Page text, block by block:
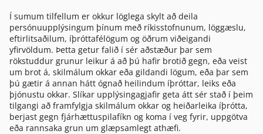
Í sumum tilfellum er okkur löglega skylt að deila
persónuupplýsingum þínum með ríkisstofnunum, löggæslu,
eftirlitsaðilum, íþróttafélögum og öðrum viðeigandi
yfirvöldum. Þetta getur falið í sér aðstæður þar sem
rökstuddur grunur leikur á að þú hafir brotið gegn, eða veist
um brot á, skilmálum okkar eða gildandi lögum, eða þar sem
þú gætir á annan hátt ógnað heilindum íþróttar, leiks eða
þjónustu okkar. Slíkar upplýsingagjafir geta átt sér stað í þeim
tilgangi að framfylgja skilmálum okkar og heiðarleika íþrótta,
berjast gegn fjárhættuspilafíkn og koma í veg fyrir, uppgötva
eða rannsaka grun um glæpsamlegt athæfi.